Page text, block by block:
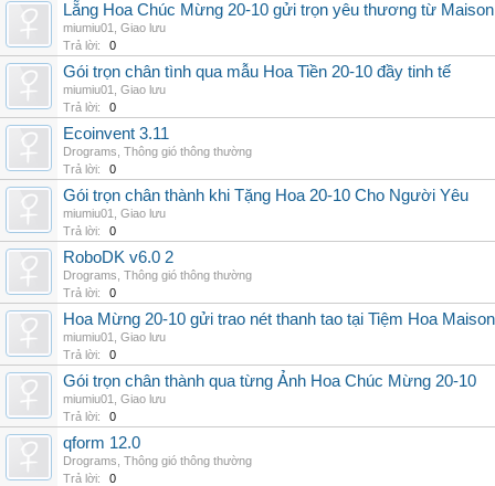
Lẵng Hoa Chúc Mừng 20-10 gửi trọn yêu thương từ Maison
miumiu01
Giao lưu
Trả lời:
0
Gói trọn chân tình qua mẫu Hoa Tiền 20-10 đầy tinh tế
miumiu01
Giao lưu
Trả lời:
0
Ecoinvent 3.11
Drograms Thông gió thông thường
Trả lời:
0
Gói trọn chân thành khi Tặng Hoa 20-10 Cho Người Yêu
miumiu01
Giao lưu
Trả lời:
0
RoboDK v6.0 2
Drograms Thông gió thông thường
Trả lời:
0
Hoa Mừng 20-10 gửi trao nét thanh tao tại Tiệm Hoa Maison
miumiu01
Giao lưu
Trả lời:
0
Gói trọn chân thành qua từng Ảnh Hoa Chúc Mừng 20-10
miumiu01
Giao lưu
Trả lời:
0
qform 12.0
Drograms Thông gió thông thường
Trả lời:
0